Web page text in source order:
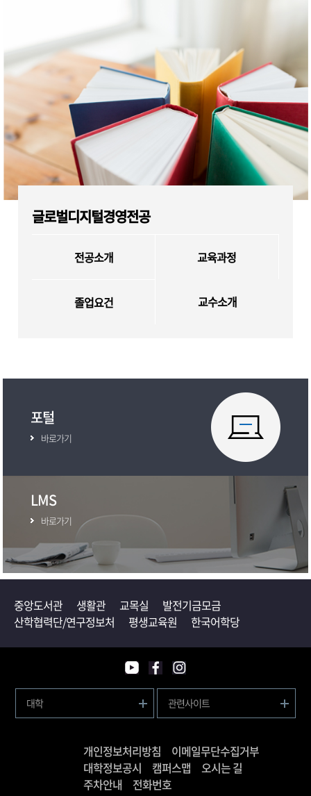
글로벌디지털경영전공
전공소개 교육과정
졸업요건 교수소개
포털
바로가기
LMS
바로가기
중앙도서관 생활관 교목실
발전기금모금
산학협력단/연구정보처
평생교육원 한국어학당
대학 관련사이트
개인정보처리방침
이메일무단수집거부
대학정보공시
캠퍼스맵
오시는 길
주차안내
전화번호